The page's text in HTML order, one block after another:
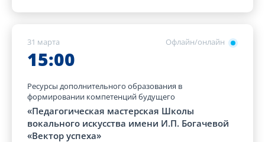
Офлайн/онлайн
31 марта
15:00
Ресурсы дополнительного образования в
формировании компетенций будущего
«Педагогическая мастерская Школы
вокального искусства имени И.П. Богачевой
«Вектор успеха»